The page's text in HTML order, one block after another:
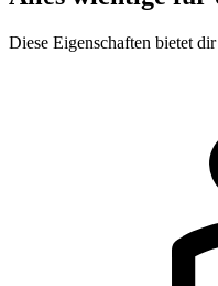
Diese Eigenschaften bietet